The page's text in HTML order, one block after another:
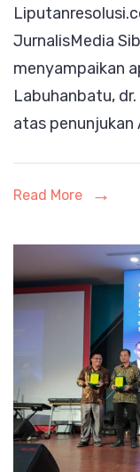
JurnalisMedia
menyampaikan
Labuhanbatu, dr.
atas penunjukan
Read More